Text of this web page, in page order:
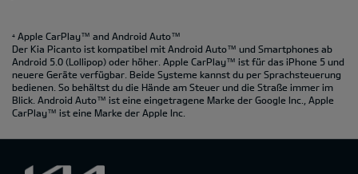
4 Apple CarPlay™ and Android Auto™
Der Kia Picanto ist kompatibel mit Android Auto™ und Smartphones ab
Android 5.0 (Lollipop) oder höher. Apple CarPlay™ ist für das iPhone 5 und
neuere Geräte verfügbar. Beide Systeme kannst du per Sprachsteuerung
bedienen. So behältst du die Hände am Steuer und die Straße immer im
Blick. Android Auto™ ist eine eingetragene Marke der Google Inc., Apple
CarPlay™ ist eine Marke der Apple Inc.